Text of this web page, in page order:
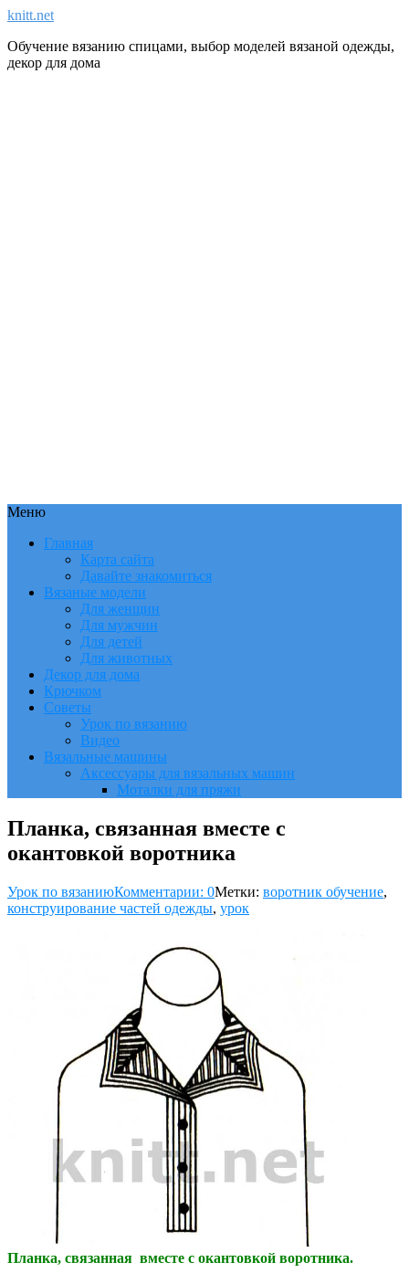
knitt.net
Обучение вязанию спицами, выбор моделей вязаной одежды,
декор для дома
Меню
Главная
Карта сайта
Давайте знакомиться
Вязаные модели
Для женщин
Для мужчин
Для детей
Для животных
Декор для дома
Крючком
Советы
Урок по вязанию
Видео
Вязальные машины
Аксессуары для вязальных машин
Моталки для пряжи
Планка, связанная вместе с
окантовкой воротника
Урок по вязаниюКомментарии: 0Метки: воротник обучение,
конструирование частей одежды, урок
Планка, связанная вместе с окантовкой воротника.